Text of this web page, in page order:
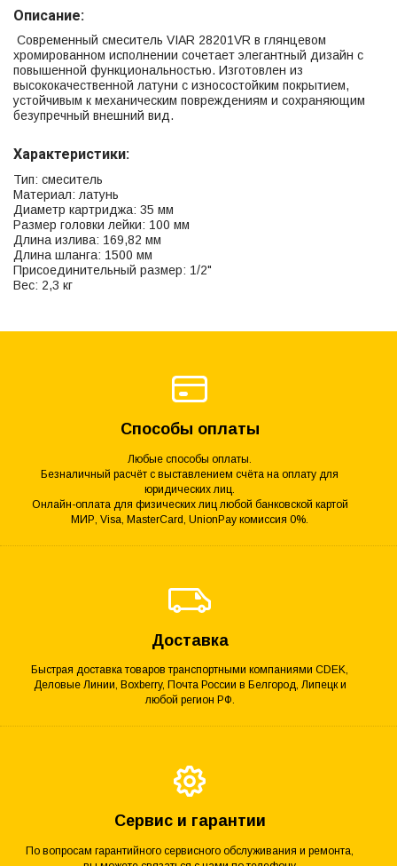
Описание:
Современный смеситель VIAR 28201VR в глянцевом
хромированном исполнении сочетает элегантный дизайн с
повышенной функциональностью. Изготовлен из
высококачественной латуни с износостойким покрытием,
устойчивым к механическим повреждениям и сохраняющим
безупречный внешний вид.
Характеристики:
Тип: смеситель
Материал: латунь
Диаметр картриджа: 35 мм
Размер головки лейки: 100 мм
Длина излива: 169,82 мм
Длина шланга: 1500 мм
Присоединительный размер: 1/2"
Вес: 2,3 кг
Способы оплаты
Любые способы оплаты.
Безналичный расчёт с выставлением счёта на оплату для
юридических лиц.
Онлайн-оплата для физических лиц любой банковской картой
МИР, Visa, MasterCard, UnionPay комиссия 0%.
Доставка
Быстрая доставка товаров транспортными компаниями CDEK,
Деловые Линии, Boxberry, Почта России в Белгород, Липецк и
любой регион РФ.
Сервис и гарантии
По вопросам гарантийного сервисного обслуживания и ремонта,